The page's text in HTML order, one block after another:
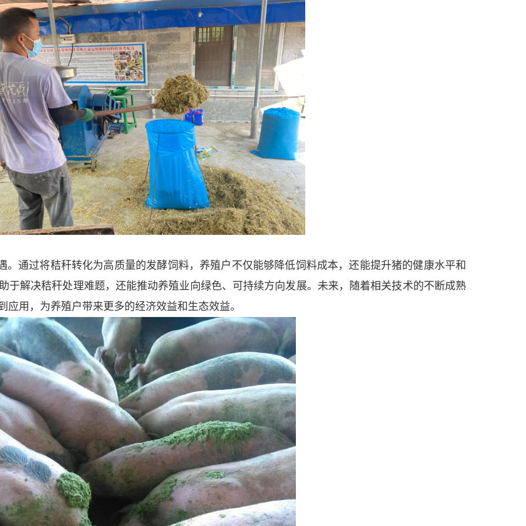
。通过将秸秆转化为高质量的发酵饲料，养殖户不仅能够降低饲料成本，还能提升猪的健康水平和
于解决秸秆处理难题，还能推动养殖业向绿色、可持续方向发展。未来，随着相关技术的不断成熟
用，为养殖户带来更多的经济效益和生态效益。